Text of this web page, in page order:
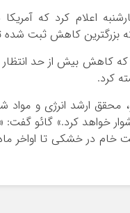
بزرگترین کاهش ثبت
که کاهش بیش از حد
کرد.
محقق ارشد انرژی و
خواهد کرد.» گائو
خام در خشکی تا اواخر